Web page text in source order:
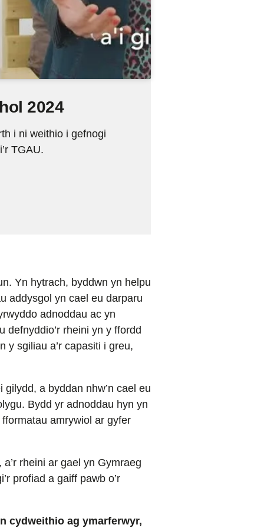
2024
i ni weithio i gefnogi
TGAU.
Yn hytrach, byddwn yn helpu
addysgol yn cael eu darparu
adnoddau ac yn
rheini yn y ffordd
y sgiliau a’r capasiti i greu,
a byddan nhw’n cael eu
Bydd yr adnoddau hyn yn
amrywiol ar gyfer
rheini ar gael yn Gymraeg
profiad a gaiff pawb o’r
cydweithio ag ymarferwyr,